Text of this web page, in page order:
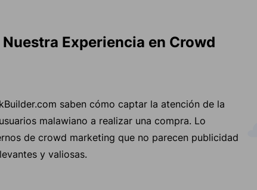
Experiencia en Crowd
saben cómo captar la atención de la
malawiano a realizar una compra. Lo
de crowd marketing que no parecen publicidad
y valiosas.